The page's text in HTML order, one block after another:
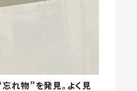
れ物”を発見。よく見